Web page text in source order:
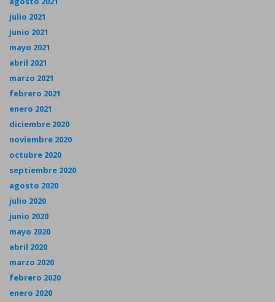
julio 2021
junio 2021
mayo 2021
abril 2021
marzo 2021
febrero 2021
enero 2021
diciembre 2020
noviembre 2020
octubre 2020
septiembre 2020
agosto 2020
julio 2020
junio 2020
mayo 2020
abril 2020
marzo 2020
febrero 2020
enero 2020